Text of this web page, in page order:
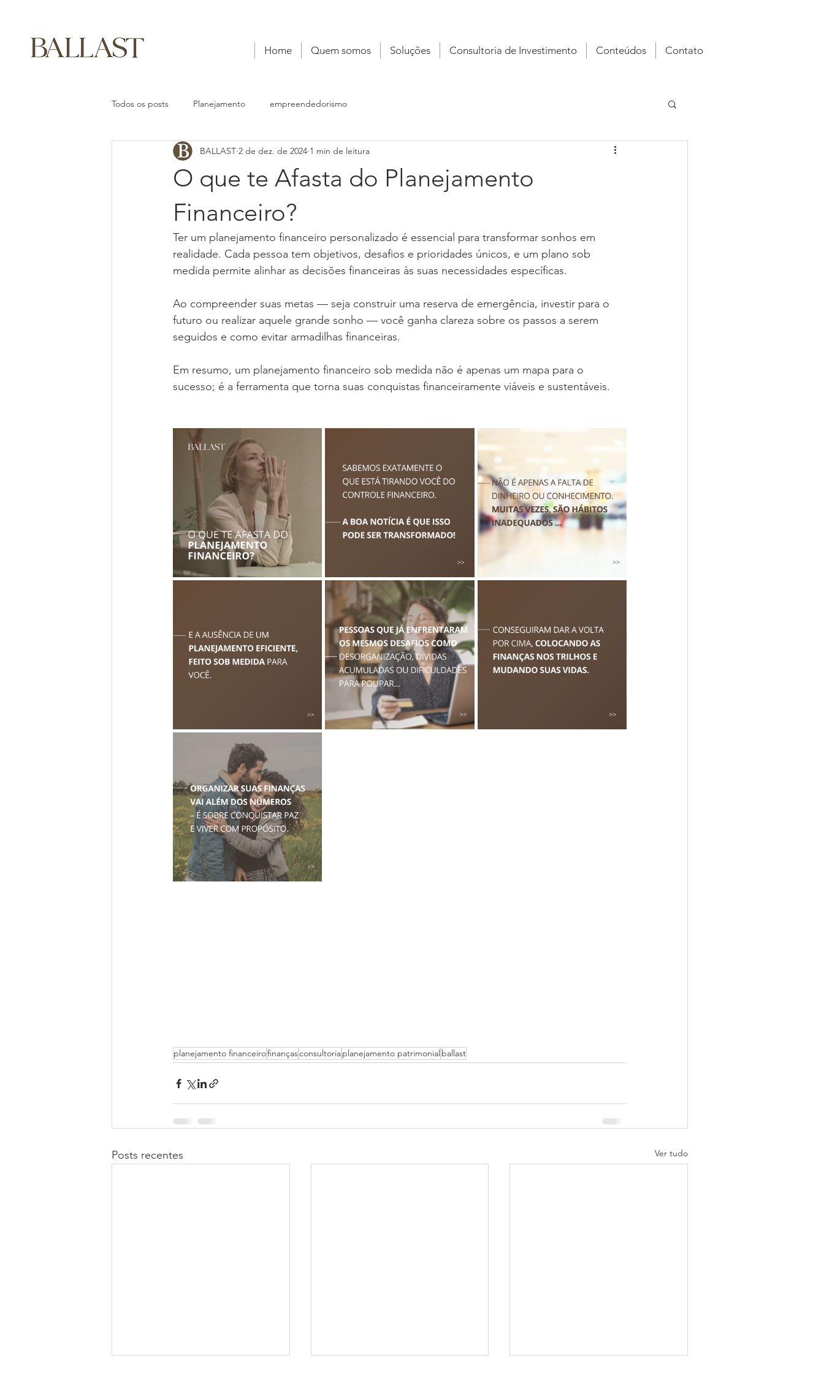
Home Quem somos Soluções Consultoria de Investimento Conteúdos Contato
Todos os posts Planejamento empreendedorismo
O que te Afasta do Planejamento
Financeiro?
BALLAST 2 de dez. de 2024 1 min de leitura
Ter um planejamento financeiro personalizado é essencial para transformar sonhos em
realidade. Cada pessoa tem objetivos, desafios e prioridades únicos, e um plano sob
medida permite alinhar as decisões financeiras às suas necessidades específicas.
Ao compreender suas metas — seja construir uma reserva de emergência, investir para o
futuro ou realizar aquele grande sonho — você ganha clareza sobre os passos a serem
seguidos e como evitar armadilhas financeiras.
Em resumo, um planejamento financeiro sob medida não é apenas um mapa para o
sucesso; é a ferramenta que torna suas conquistas financeiramente viáveis e sustentáveis.
planejamento financeirofinançasconsultoriaplanejamento patrimonial ballast
Posts recentes Ver tudo